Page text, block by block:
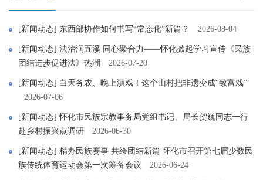
[新闻动态] 东西部协作如何书写“常态化”新篇？ 2026-08-04
[新闻动态] 法治润五溪 同心聚合力——怀化掀起学习宣传《民族
团结进步促进法》热潮
2026-07-20
[新闻动态] 白天务农、晚上演戏！这个山村把非遗变成“致富戏”
2026-07-06
[新闻动态] 怀化市民族宗教事务局党组书记、局长贺巍同志一行
赴乡村振兴点调研
2026-06-30
[新闻动态] 精办民族赛事 共绘团结新篇 怀化市召开第七届少数民
族传统体育运动会第一次筹备会议
2026-06-24